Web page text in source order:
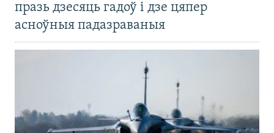
празь дзесяць гадоў і дзе цяпер
асноўныя падазраваныя